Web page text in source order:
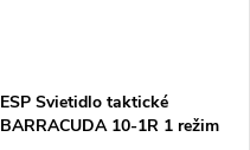
ESP Svietidlo taktické
BARRACUDA 10-1R 1 režim